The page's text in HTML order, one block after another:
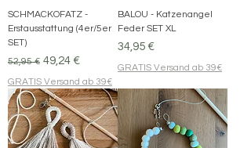
SCHMACKOFATZ -
Erstausstattung (4er/5er
SET)
Standardpreis
52,95 € Sale-Preis
49,24 €
GRATIS Versand ab 39€
BALOU - Katzenangel
Feder SET XL
Preis
34,95 €
GRATIS Versand ab 39€